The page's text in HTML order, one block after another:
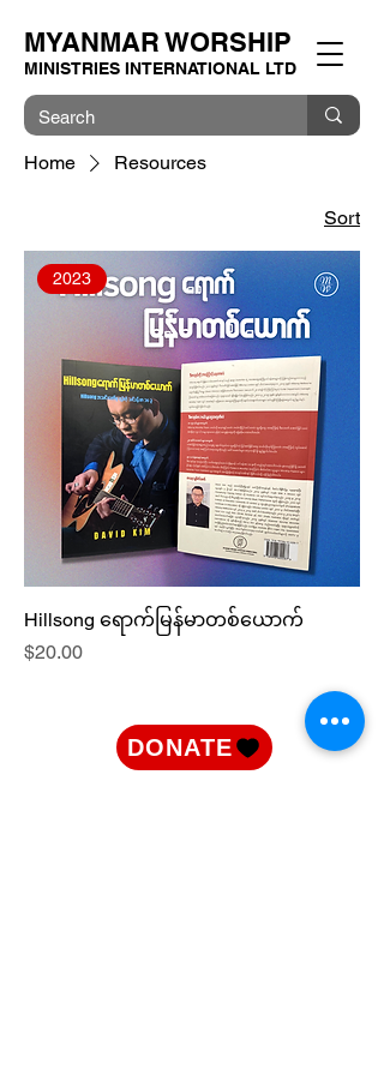
MYANMAR WORSHIP
MINISTRIES INTERNATIONAL LTD
Home Resources
Sort
2023
Hillsong ရောက်မြန်မာတစ်ယောက်
Price
$20.00
DONATE